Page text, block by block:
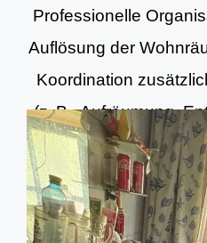
Professionelle
Auflösung der
Koordination
(z. B. Aufräumung,
und